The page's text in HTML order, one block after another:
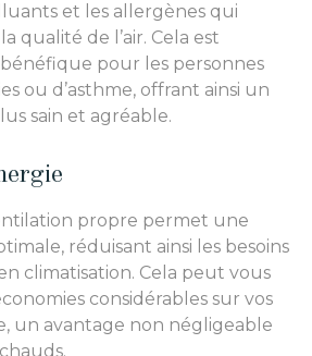
et les allergènes qui
qualité de l’air. Cela est
pour les personnes
ou d’asthme, offrant ainsi un
sain et agréable.
propre permet une
réduisant ainsi les besoins
climatisation. Cela peut vous
considérables sur vos
un avantage non négligeable